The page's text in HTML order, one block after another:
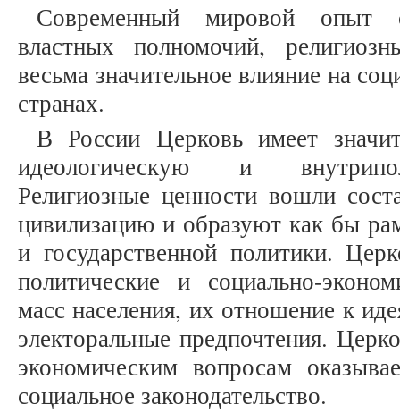
Современный мировой опыт
властных полномочий,
весьма значительное влияние на
странах.
В России Церковь имеет
идеологическую и
Религиозные ценности вошли
цивилизацию и образуют как бы
и государственной политики.
политические и социально-
масс населения, их отношение к
электоральные предпочтения.
экономическим вопросам
социальное законодательство.